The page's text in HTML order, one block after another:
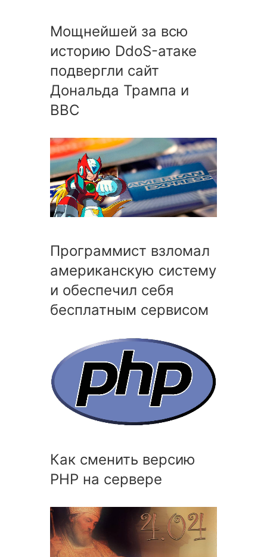
Мощнейшей за всю
историю DdoS-атаке
подвергли сайт
Дональда Трампа и
ВВС
Программист взломал
американскую систему
и обеспечил себя
бесплатным сервисом
Как сменить версию
PHP на сервере